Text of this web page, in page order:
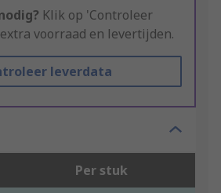
Klik op 'Controleer
voorraad en levertijden.
leverdata
Per stuk